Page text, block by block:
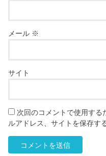
メール ※
サイト
次回のコメントで使用する
ルアドレス、サイトを保存する